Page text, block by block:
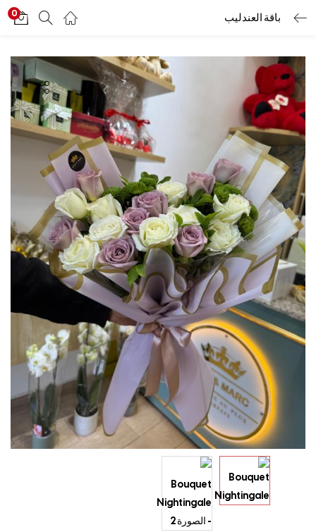
باقة العندليب 0